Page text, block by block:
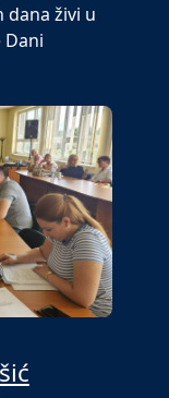
dana živi u